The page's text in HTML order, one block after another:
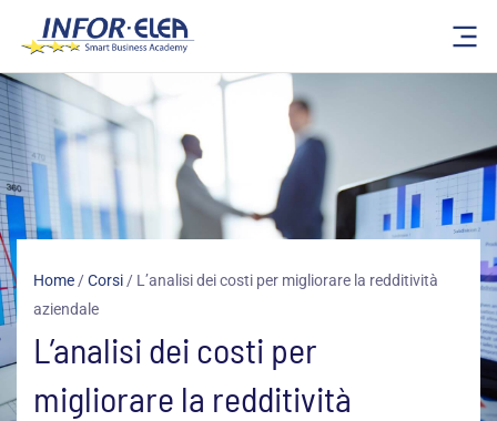
contenuto
Home/Corsi/ L’analisi dei costi per migliorare la redditività
aziendale
L’analisi dei costi per
migliorare la redditività